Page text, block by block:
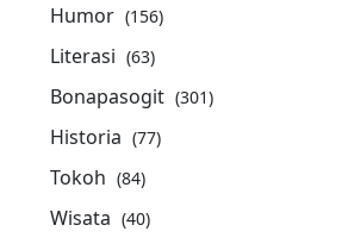
Humor (156)
Literasi (63)
Bonapasogit (301)
Historia (77)
Tokoh (84)
Wisata (40)